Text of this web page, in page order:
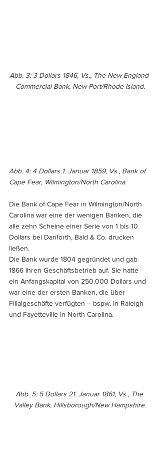
Abb. 3: 3 Dollars 1846, Vs., The New England
Commercial Bank, New Port/Rhode Island.
Abb. 4: 4 Dollars 1. Januar 1859, Vs., Bank of
Cape Fear, Wilmington/North Carolina.
Die Bank of Cape Fear in Wilmington/North
Carolina war eine der wenigen Banken, die
alle zehn Scheine einer Serie von 1 bis 10
Dollars bei Danforth, Bald & Co. drucken
ließen.
Die Bank wurde 1804 gegründet und gab
1866 ihren Geschäftsbetrieb auf. Sie hatte
ein Anfangskapital von 250.000 Dollars und
war eine der ersten Banken, die über
Filialgeschäfte verfügten – bspw. in Raleigh
und Fayetteville in North Carolina.
Abb. 5: 5 Dollars 21. Januar 1861, Vs., The
Valley Bank, Hillsborough/New Hampshire.